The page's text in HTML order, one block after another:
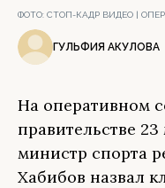
ФОТО: СТОП-КАДР ВИДЕО |
ГУЛЬФИЯ АКУЛОВА
На оперативном
правительстве
министр спорта
Хабибов назвал